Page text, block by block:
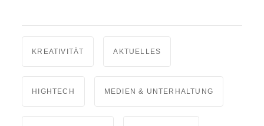
KREATIVITÄT AKTUELLES
HIGHTECH MEDIEN & UNTERHALTUNG